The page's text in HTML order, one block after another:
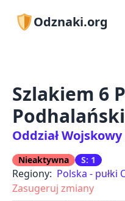
Odznaki.org
Szlakiem 6
Oddział Wojskowy
Nieaktywna S: 1
Regiony: Polska - pułki
Zasugeruj zmiany